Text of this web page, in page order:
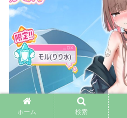
ホーム 検索